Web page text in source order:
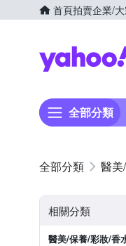
首頁拍賣企業/
全部分類
醫美
相關分類
醫美/保養/彩妝/香